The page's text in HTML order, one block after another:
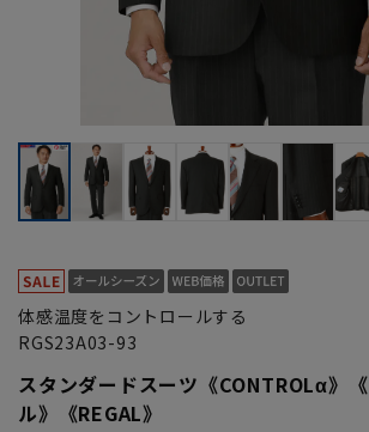
体感温度をコントロールする
RGS23A03-93
スタンダードスーツ《CONTROLα》
ル》《REGAL》